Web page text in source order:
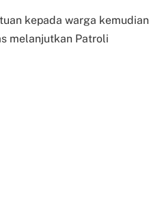
kepada warga kemudian
melanjutkan Patroli